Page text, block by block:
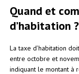
Quand et
d’habitation ?
La taxe d’habitation
entre octobre et
indiquant le montant à